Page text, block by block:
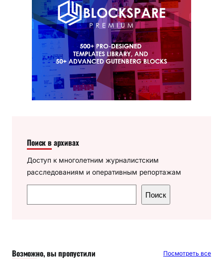
Поиск в архивах
Доступ к многолетним журналистским
расследованиям и оперативным репортажам
о
Поиск
Возможно, вы пропустили Посмотреть все